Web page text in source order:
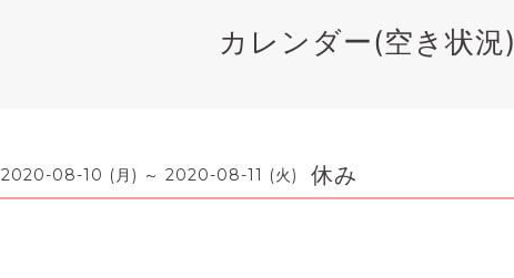
カレンダー(空き状況)
2020-08-10 (月) ～ 2020-08-11 (火) 休み